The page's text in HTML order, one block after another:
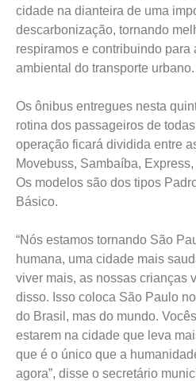
cidade na dianteira de uma
descarbonização, tornando
respiramos e contribuindo para
ambiental do transporte urbano.
Os ônibus entregues nesta
rotina dos passageiros de
operação ficará dividida entre
Movebuss, Sambaíba,
Os modelos são dos tipos
Básico.
“Nós estamos tornando São
humana, uma cidade mais
viver mais, as nossas crianças
disso. Isso coloca São Paulo
do Brasil, mas do mundo.
estarem na cidade que leva
que é o único que a
agora”, disse o secretário